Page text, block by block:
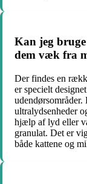
Kan jeg
dem væk fra
Der findes en
er specielt
ultralydsenheder
hjælp af lyd eller
granulat. Det er
både kattene og